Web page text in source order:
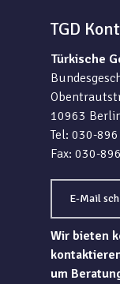
TGD
Türkische
10963
Tel: 030-
Fax: 030-
E-Mail
Wir bieten
um